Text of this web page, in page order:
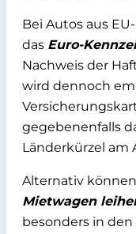
Bei Autos aus
das Euro-
Nachweis der
wird dennoch
gegebenenfalls
Länderkürzel am
Alternativ
Mietwagen
besonders in